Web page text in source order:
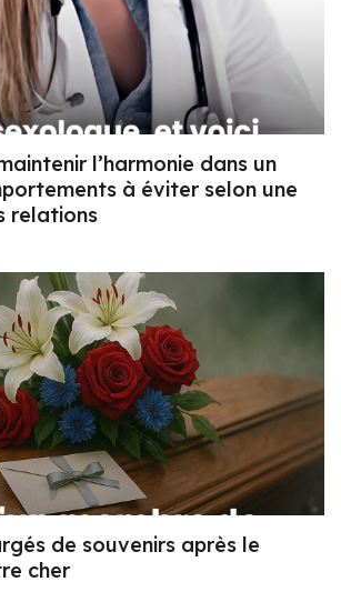
l’harmonie dans un
à éviter selon une
relations
de souvenirs après le
cher